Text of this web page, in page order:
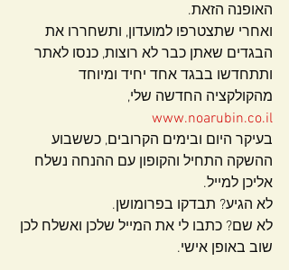
האופנה הזאת.
ואחרי שתצטרפו למועדון, ותשחררו את
הבגדים שאתן כבר לא רוצות, כנסו לאתר
ותתחדשו בבגד אחד יחיד ומיוחד
מהקולקציה החדשה שלי,
www.noarubin.co.il
בעיקר היום ובימים הקרובים, כששבוע
ההשקה התחיל והקופון עם ההנחה נשלח
אליכן למייל.
לא הגיע? תבדקו בפרומושן.
לא שם? כתבו לי את המייל שלכן ואשלח לכן
שוב באופן אישי.